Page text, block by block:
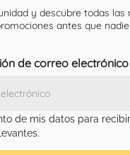
y descubre todas las
antes que nadie
de correo electrónico
de mis datos para